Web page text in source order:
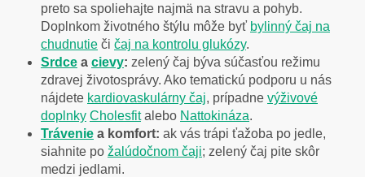
preto sa spoliehajte najmä na stravu a pohyb.
Doplnkom životného štýlu môže byť bylinný čaj na
chudnutie či čaj na kontrolu glukózy.
Srdce a cievy: zelený čaj býva súčasťou režimu
zdravej životosprávy. Ako tematickú podporu u nás
nájdete kardiovaskulárny čaj, prípadne výživové
doplnky Cholesfitalebo Nattokináza.
Trávenie a komfort: ak vás trápi ťažoba po jedle,
siahnite po žalúdočnom čaji; zelený čaj pite skôr
medzi jedlami.